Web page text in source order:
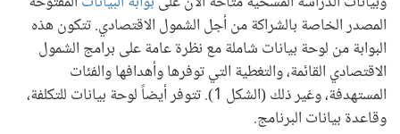
المصدر الخاصة بالشراكة من أجل الشمول الاقتصادي. تتكون هذه
البوابة من لوحة بيانات شاملة مع نظرة عامة على برامج الشمول
الاقتصادي القائمة، والتغطية التي توفرها وأهدافها والفئات
المستهدفة، وغير ذلك (الشكل 1). تتوفر أيضاً لوحة بيانات للتكلفة،
وقاعدة بيانات البرنامج.